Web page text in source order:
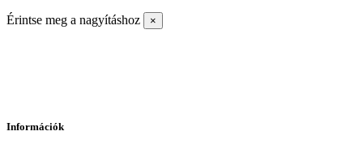
Érintse meg a nagyításhoz ×
Információk